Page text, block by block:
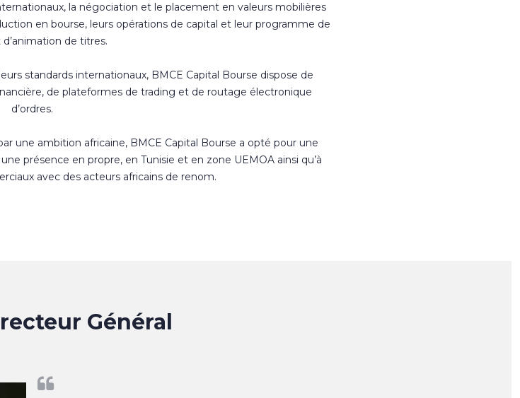
la négociation et le placement en valeurs mobilières
en bourse, leurs opérations de capital et leur programme de
de titres.
standards internationaux, BMCE Capital Bourse dispose de
de plateformes de trading et de routage électronique
d’ordres.
une ambition africaine, BMCE Capital Bourse a opté pour une
présence en propre, en Tunisie et en zone UEMOA ainsi qu’à
avec des acteurs africains de renom.
Général